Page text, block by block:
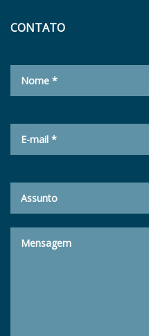
CONTATO